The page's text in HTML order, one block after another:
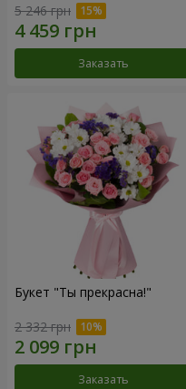
5 246 грн
Заказать
Букет "Ты прекрасна!"
2 332 грн
Заказать